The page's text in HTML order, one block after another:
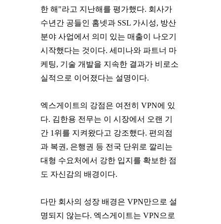
한 해"라고 지난해를 평가했다. 회사가
수년간 공들인 홈넷과 SSL 가시성, 방산
분야 사업에서 의미 있는 매출이 나오기
시작했다는 것이다. 세미나와 파트너 마
케팅, 기술 개발을 지속한 결과가 비로소
실적으로 이어졌다는 설명이다.
엑스게이트의 강점은 여전히 VPN에 있
다. 김한용 전무는 이 시장에서 오랜 기
간 1위를 지켜왔다고 강조했다. 편의점
과 복권, 은행권 등 전국 단위로 깔리는
대형 수요처에서 강한 입지를 확보한 점
도 자신감의 배경이다.
다만 회사의 성장 배경은 VPN만으로 설
명되지 않는다. 엑스게이트는 VPN으로